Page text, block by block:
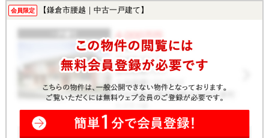
会員限定 【鎌倉市腰越｜中古一戸建て】